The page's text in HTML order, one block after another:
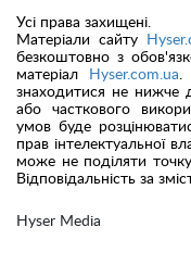
Hyser Media
Усі права захищені.
Матеріали сайту
безкоштовно з
матеріал
Hyser.com.ua.
знаходитися не нижче
або часткового
умов буде
прав інтелектуальної
може не поділяти точку
Відповідальність за